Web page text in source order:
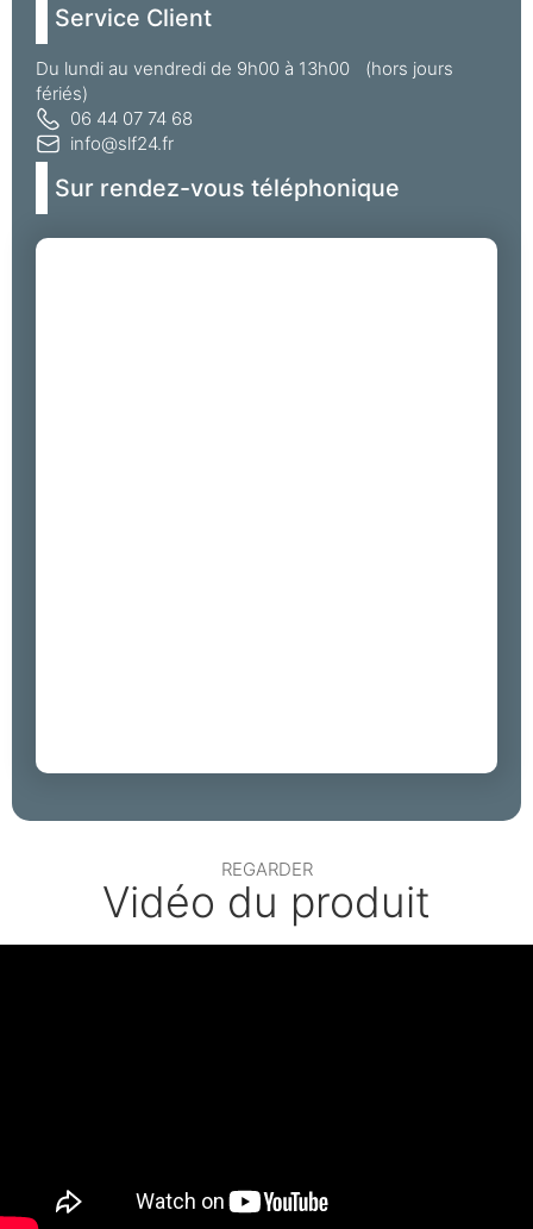
Service Client
Du lundi au vendredi de 9h00 à 13h00 (hors jours
fériés)
06 44 07 74 68
info@slf24.fr
Sur rendez-vous téléphonique
REGARDER
Vidéo du produit